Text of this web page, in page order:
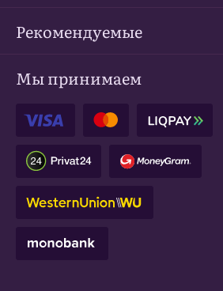
Рекомендуемые
Мы принимаем